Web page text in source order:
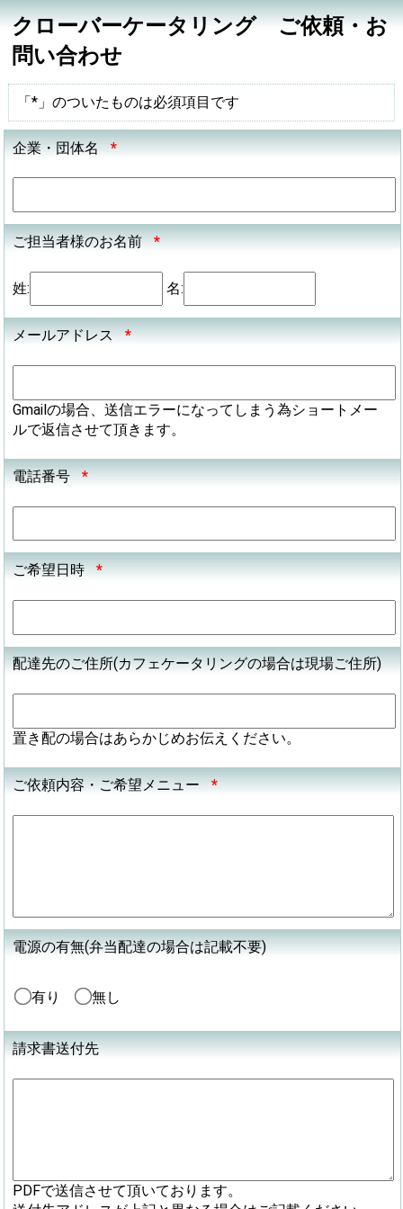
クローバーケータリング ご依頼・お
問い合わせ
「*」のついたものは必須項目です
企業・団体名 *
ご担当者様のお名前 *
姓: 名:
メールアドレス *
Gmailの場合、送信エラーになってしまう為ショートメー
ルで返信させて頂きます。
電話番号 *
ご希望日時 *
配達先のご住所(カフェケータリングの場合は現場ご住所)
置き配の場合はあらかじめお伝えください。
ご依頼内容・ご希望メニュー *
電源の有無(弁当配達の場合は記載不要)
有り 無し
請求書送付先
PDFで送信させて頂いております。